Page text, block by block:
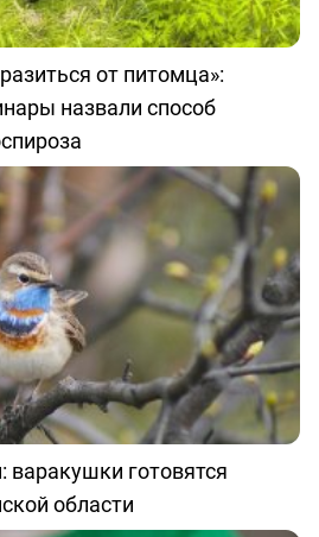
от питомца»:
назвали способ
готовятся
области